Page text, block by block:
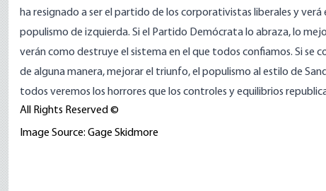
ha resignado a ser el partido de los corporativistas liberales y
populismo de izquierda. Si el Partido Demócrata lo abraza, lo
verán como destruye el sistema en el que todos confiamos. Si se
de alguna manera, mejorar el triunfo, el populismo al estilo de
todos veremos los horrores que los controles y equilibrios
All Rights Reserved ©
Image Source: Gage Skidmore